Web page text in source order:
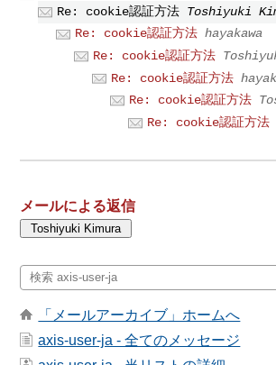
Re: cookie認証方法 Toshiyuki
Re: cookie認証方法 hayakawa
Re: cookie認証方法
Re: cookie認証方法
Re: cookie認証方法
Re: cookie認証方法
メールによる返信
「メールアーカイブ」ホームへ
axis-user-ja - 全てのメッセージ